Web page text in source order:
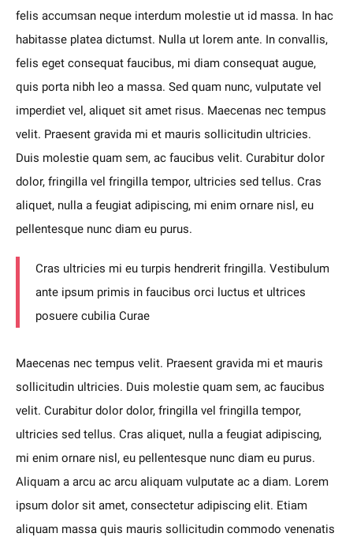
felis accumsan neque interdum molestie ut id massa. In hac
habitasse platea dictumst. Nulla ut lorem ante. In convallis,
felis eget consequat faucibus, mi diam consequat augue,
quis porta nibh leo a massa. Sed quam nunc, vulputate vel
imperdiet vel, aliquet sit amet risus. Maecenas nec tempus
velit. Praesent gravida mi et mauris sollicitudin ultricies.
Duis molestie quam sem, ac faucibus velit. Curabitur dolor
dolor, fringilla vel fringilla tempor, ultricies sed tellus. Cras
aliquet, nulla a feugiat adipiscing, mi enim ornare nisl, eu
pellentesque nunc diam eu purus.
Cras ultricies mi eu turpis hendrerit fringilla. Vestibulum
ante ipsum primis in faucibus orci luctus et ultrices
posuere cubilia Curae
Maecenas nec tempus velit. Praesent gravida mi et mauris
sollicitudin ultricies. Duis molestie quam sem, ac faucibus
velit. Curabitur dolor dolor, fringilla vel fringilla tempor,
ultricies sed tellus. Cras aliquet, nulla a feugiat adipiscing,
mi enim ornare nisl, eu pellentesque nunc diam eu purus.
Aliquam a arcu ac arcu aliquam vulputate ac a diam. Lorem
ipsum dolor sit amet, consectetur adipiscing elit. Etiam
aliquam massa quis mauris sollicitudin commodo venenatis